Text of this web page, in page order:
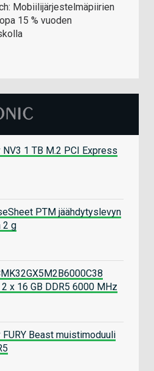
Mobiilijärjestelmäpiirien
15 % vuoden
1 TB M.2 PCI Express
PTM jäähdytyslevyn
2 g
x 16 GB DDR5 6000 MHz
Beast muistimoduuli